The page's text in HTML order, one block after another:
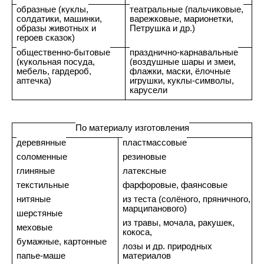
образные (куклы,
солдатики, машинки,
образы животных и
героев сказок)
театральные (пальчиковые,
варежковые, марионетки,
Петрушка и др.)
общественно-бытовые
(кукольная посуда,
мебель, гардероб,
аптечка)
празднично-карнавальные
(воздушные шары и змеи,
флажки, маски, ёлочные
игрушки, куклы-символы,
карусели
По материалу изготовления
деревянные
соломенные
глиняные
текстильные
нитяные
шерстяные
меховые
бумажные, картонные
папье-маше
пластмассовые
резиновые
латексные
фарфоровые, фаянсовые
из теста (солёного, пряничного,
марципанового)
из травы, мочала, ракушек,
кокоса,
лозы и др. природных
материалов